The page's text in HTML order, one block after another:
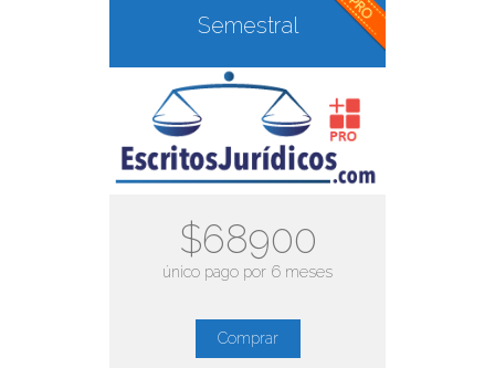
Semestral
$68900
único pago por 6 meses
Comprar